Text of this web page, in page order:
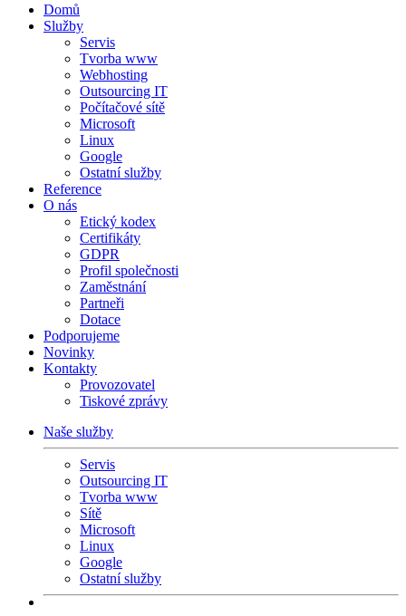
Domů
Služby
Servis
Tvorba www
Webhosting
Outsourcing IT
Počítačové sítě
Microsoft
Linux
Google
Ostatní služby
Reference
O nás
Etický kodex
Certifikáty
GDPR
Profil společnosti
Zaměstnání
Partneři
Dotace
Podporujeme
Novinky
Kontakty
Provozovatel
Tiskové zprávy
Naše služby
Servis
Outsourcing IT
Tvorba www
Sítě
Microsoft
Linux
Google
Ostatní služby